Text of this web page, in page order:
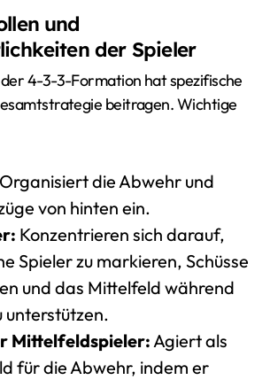
und
der Spieler
4-3-3-Formation hat spezifische
beitragen. Wichtige
Organisiert die Abwehr und
von hinten ein.
Konzentrieren sich darauf,
Spieler zu markieren, Schüsse
und das Mittelfeld während
unterstützen.
Mittelfeldspieler:Agiert als
für die Abwehr, indem er